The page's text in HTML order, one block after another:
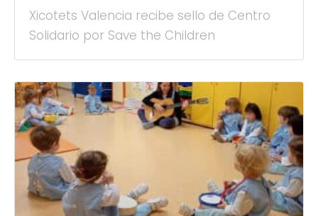
Xicotets Valencia recibe sello de Centro
Solidario por Save the Children